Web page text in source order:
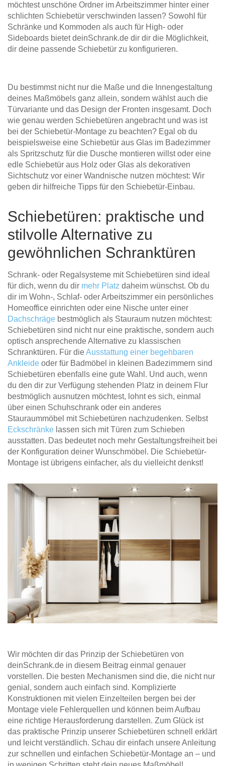
möchtest unschöne Ordner im Arbeitszimmer hinter einer
schlichten Schiebetür verschwinden lassen? Sowohl für
Schränke und Kommoden als auch für High- oder
Sideboards bietet deinSchrank.de dir dir die Möglichkeit,
dir deine passende Schiebetür zu konfigurieren.
Du bestimmst nicht nur die Maße und die Innengestaltung
deines Maßmöbels ganz allein, sondern wählst auch die
Türvariante und das Design der Fronten insgesamt. Doch
wie genau werden Schiebetüren angebracht und was ist
bei der Schiebetür-Montage zu beachten? Egal ob du
beispielsweise eine Schiebetür aus Glas im Badezimmer
als Spritzschutz für die Dusche montieren willst oder eine
edle Schiebetür aus Holz oder Glas als dekorativen
Sichtschutz vor einer Wandnische nutzen möchtest: Wir
geben dir hilfreiche Tipps für den Schiebetür-Einbau.
Schiebetüren: praktische und
stilvolle Alternative zu
gewöhnlichen Schranktüren
Schrank- oder Regalsysteme mit Schiebetüren sind ideal
für dich, wenn du dir mehr Platz daheim wünschst. Ob du
dir im Wohn-, Schlaf- oder Arbeitszimmer ein persönliches
Homeoffice einrichten oder eine Nische unter einer
Dachschräge bestmöglich als Stauraum nutzen möchtest:
Schiebetüren sind nicht nur eine praktische, sondern auch
optisch ansprechende Alternative zu klassischen
Schranktüren. Für dieAusstattung einer begehbaren
Ankleide oder für Badmöbel in kleinen Badezimmern sind
Schiebetüren ebenfalls eine gute Wahl. Und auch, wenn
du den dir zur Verfügung stehenden Platz in deinem Flur
bestmöglich ausnutzen möchtest, lohnt es sich, einmal
über einen Schuhschrank oder ein anderes
Stauraummöbel mit Schiebetüren nachzudenken. Selbst
Eckschränke lassen sich mit Türen zum Schieben
ausstatten. Das bedeutet noch mehr Gestaltungsfreiheit bei
der Konfiguration deiner Wunschmöbel. Die Schiebetür-
Montage ist übrigens einfacher, als du vielleicht denkst!
Wir möchten dir das Prinzip der Schiebetüren von
deinSchrank.de in diesem Beitrag einmal genauer
vorstellen. Die besten Mechanismen sind die, die nicht nur
genial, sondern auch einfach sind. Komplizierte
Konstruktionen mit vielen Einzelteilen bergen bei der
Montage viele Fehlerquellen und können beim Aufbau
eine richtige Herausforderung darstellen. Zum Glück ist
das praktische Prinzip unserer Schiebetüren schnell erklärt
und leicht verständlich. Schau dir einfach unsere Anleitung
zur schnellen und einfachen Schiebetür-Montage an – und